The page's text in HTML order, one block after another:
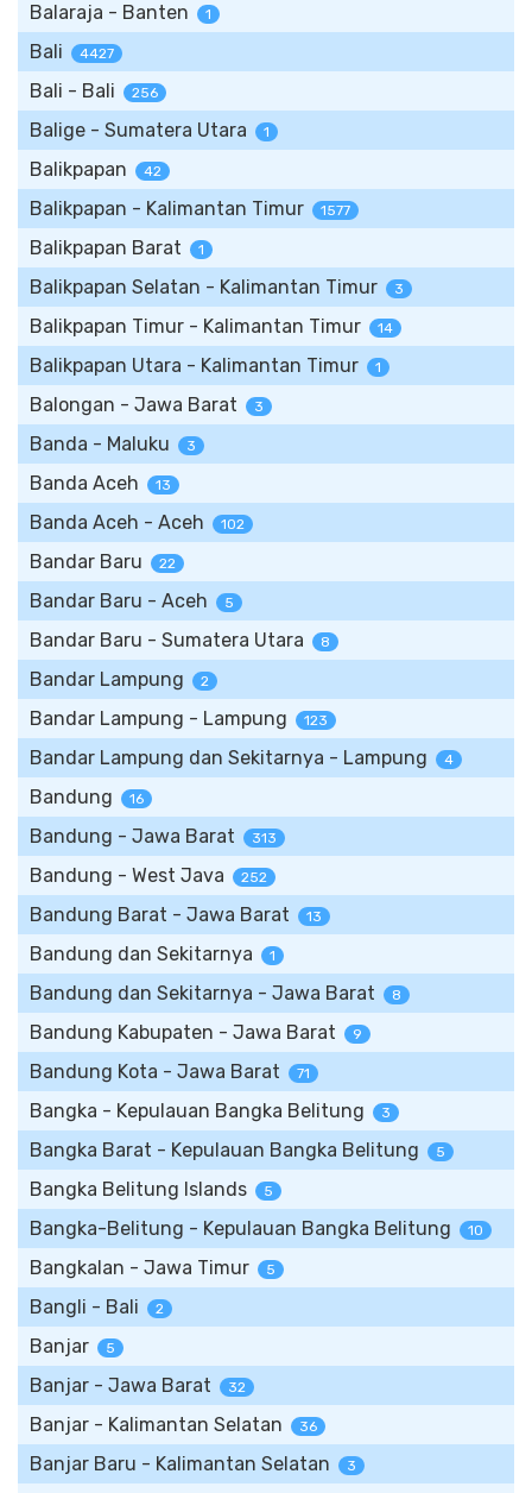
Balaraja - Banten 1
Bali 4427
Bali - Bali 256
Balige - Sumatera Utara 1
Balikpapan 42
Balikpapan - Kalimantan Timur 1577
Balikpapan Barat 1
Balikpapan Selatan - Kalimantan Timur 3
Balikpapan Timur - Kalimantan Timur 14
Balikpapan Utara - Kalimantan Timur 1
Balongan - Jawa Barat 3
Banda - Maluku 3
Banda Aceh 13
Banda Aceh - Aceh 102
Bandar Baru 22
Bandar Baru - Aceh 5
Bandar Baru - Sumatera Utara 8
Bandar Lampung 2
Bandar Lampung - Lampung 123
Bandar Lampung dan Sekitarnya - Lampung 4
Bandung 16
Bandung - Jawa Barat 313
Bandung - West Java 252
Bandung Barat - Jawa Barat 13
Bandung dan Sekitarnya 1
Bandung dan Sekitarnya - Jawa Barat 8
Bandung Kabupaten - Jawa Barat 9
Bandung Kota - Jawa Barat 71
Bangka - Kepulauan Bangka Belitung 3
Bangka Barat - Kepulauan Bangka Belitung 5
Bangka Belitung Islands 5
Bangka-Belitung - Kepulauan Bangka Belitung 10
Bangkalan - Jawa Timur 5
Bangli - Bali 2
Banjar 5
Banjar - Jawa Barat 32
Banjar - Kalimantan Selatan 36
Banjar Baru - Kalimantan Selatan 3